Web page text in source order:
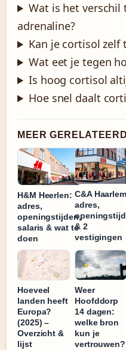
Wat is het verschil
adrenaline?
Kan je cortisol zelf
Wat eet je tegen
Is hoog cortisol
Hoe snel daalt
MEER
H&M Heerlen:
adres,
openingstijden,
salaris & wat te
doen
C&A
adres,
& 2
vestigingen
Hoeveel
landen heeft
Europa?
(2025) –
Overzicht &
lijst
Weer
Hoofddorp
14 dagen:
welke bron
kun je
vertrouwen?